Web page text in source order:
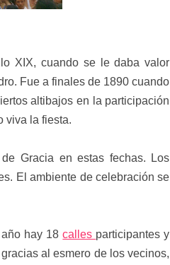
XIX, cuando se le daba valor
Fue a finales de 1890 cuando
altibajos en la participación
viva la fiesta.
Gracia en estas fechas. Los
El ambiente de celebración se
año hay 18calles participantes y
al esmero de los vecinos,